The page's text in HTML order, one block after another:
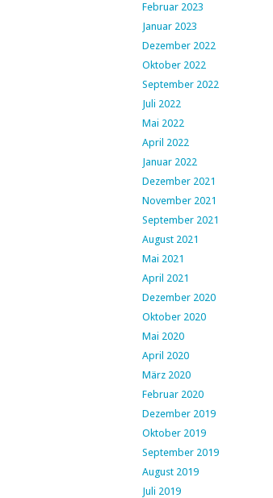
Februar 2023
Januar 2023
Dezember 2022
Oktober 2022
September 2022
Juli 2022
Mai 2022
April 2022
Januar 2022
Dezember 2021
November 2021
September 2021
August 2021
Mai 2021
April 2021
Dezember 2020
Oktober 2020
Mai 2020
April 2020
März 2020
Februar 2020
Dezember 2019
Oktober 2019
September 2019
August 2019
Juli 2019